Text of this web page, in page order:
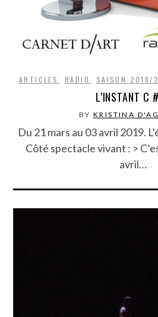
ARTICLES ,RADIO SAISON 2018/
L’INSTANT C
BY KRISTINA
Du 21 mars au 03 avril 2019.
Côté spectacle vivant : >
avril…